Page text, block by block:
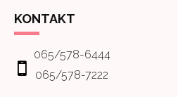
KONTAKT
065/578-6444
065/578-7222